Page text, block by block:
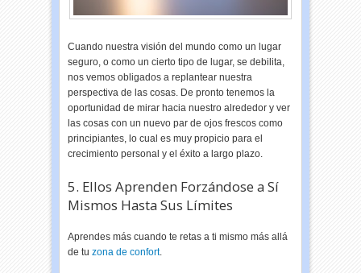
Cuando nuestra visión del mundo como un lugar
seguro, o como un cierto tipo de lugar, se debilita,
nos vemos obligados a replantear nuestra
perspectiva de las cosas. De pronto tenemos la
oportunidad de mirar hacia nuestro alrededor y ver
las cosas con un nuevo par de ojos frescos como
principiantes, lo cual es muy propicio para el
crecimiento personal y el éxito a largo plazo.
5. Ellos Aprenden Forzándose a Sí
Mismos Hasta Sus Límites
Aprendes más cuando te retas a ti mismo más allá
de tuzona de confort.